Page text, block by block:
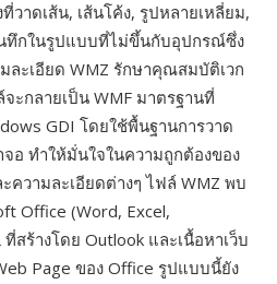
าดเส้น, เส้นโค้ง, รูปหลายเหลี่ยม,
กในรูปแบบที่ไม่ขึ้นกับอุปกรณ์ซึ่ง
ละเอียด WMZ รักษาคุณสมบัติเวก
ะกลายเป็น WMF มาตรฐานที่
GDI โดยใช้พื้นฐานการวาด
อ ทำให้มั่นใจในความถูกต้องของ
วามละเอียดต่างๆ ไฟล์ WMZ พบ
Office (Word, Excel,
สร้างโดย Outlook และเนื้อหาเว็บ
Page ของ Office รูปแบบนี้ยัง